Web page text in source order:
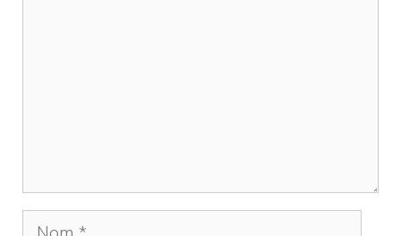
Nom